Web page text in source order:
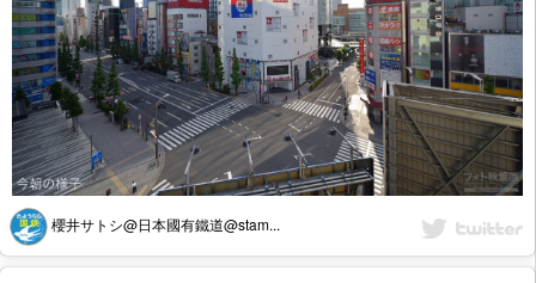
櫻井サトシ@日本國有鐵道@stam...